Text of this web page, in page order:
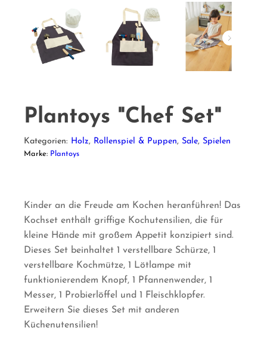
Plantoys "Chef Set"
Kategorien: Holz, Rollenspiel & Puppen, Sale, Spielen
Marke: Plantoys
Kinder an die Freude am Kochen heranführen! Das
Kochset enthält griffige Kochutensilien, die für
kleine Hände mit großem Appetit konzipiert sind.
Dieses Set beinhaltet 1 verstellbare Schürze, 1
verstellbare Kochmütze, 1 Lötlampe mit
funktionierendem Knopf, 1 Pfannenwender, 1
Messer, 1 Probierlöffel und 1 Fleischklopfer.
Erweitern Sie dieses Set mit anderen
Küchenutensilien!